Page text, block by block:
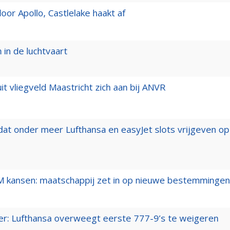
Apollo, Castlelake haakt af
in de luchtvaart
vliegveld Maastricht zich aan bij ANVR
onder meer Lufthansa en easyJet slots vrijgeven op
kansen: maatschappij zet in op nieuwe bestemmingen
Lufthansa overweegt eerste 777-9’s te weigeren